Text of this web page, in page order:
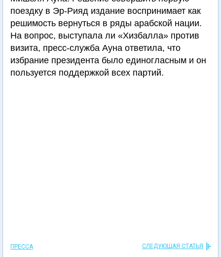
поездку в Эр-Рияд издание воспринимает как
решимость вернуться в ряды арабской нации.
На вопрос, выступала ли «Хизбалла» против
визита, пресс-служба Ауна ответила, что
избрание президента было единогласным и он
пользуется поддержкой всех партий.
ПРЕССА СЛЕДУЮЩАЯ СТАТЬЯ